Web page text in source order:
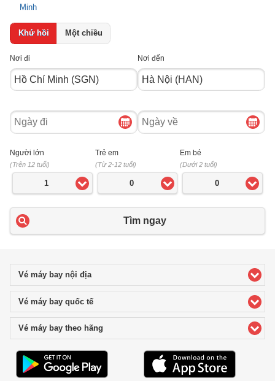
Minh
Khứ hồi Một chiều
Nơi đi Nơi đến
Ngày
đi
Ngày
về
Người lớn
(Trên 12 tuổi)
1
Trẻ em
(Từ 2-12 tuổi)
0
Em bé
(Dưới 2 tuổi)
0
Tìm ngay
Vé máy bay nội địaclick to expand contents
Vé máy bay quốc tếclick to expand contents
Vé máy bay theo hãng